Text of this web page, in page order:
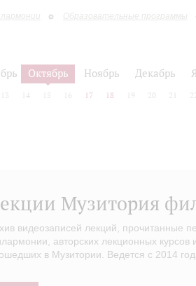
Образовательные программы
Октябрь Ноябрь Декабрь
13 14 15 16 17 18 19 20 21
Музитория
видеозаписей лекций, прочитанные
авторских лекционных курсов
в Музитории. Ведется с 2014